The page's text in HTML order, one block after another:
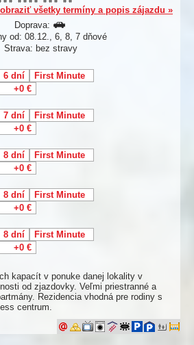
všetky termíny a popis zájazdu »
Doprava:
od: 08.12., 6, 8, 7 dňové
Strava: bez stravy
6 dní
First Minute
+0 €
7 dní
First Minute
+0 €
8 dní
First Minute
+0 €
8 dní
First Minute
+0 €
8 dní
First Minute
+0 €
kapacít v ponuke danej lokality v
od zjazdovky. Veľmi priestranné a
Rezidencia vhodná pre rodiny s
centrum.